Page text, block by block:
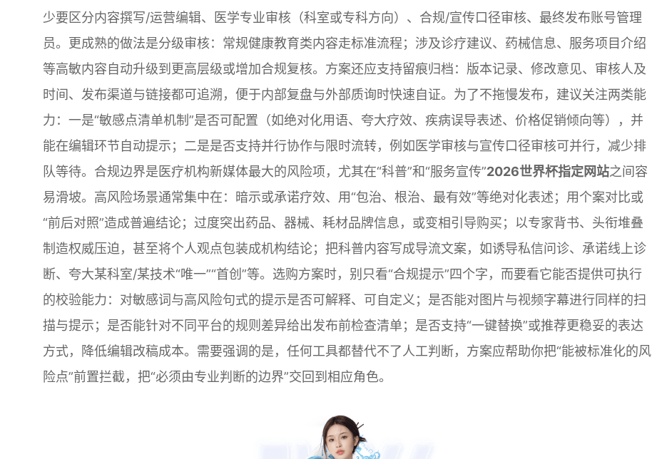
少要区分内容撰写/运营编辑、医学专业审核（科室或专科方向）、合规/宣传口径审核、最终发布账号管理
员。更成熟的做法是分级审核：常规健康教育类内容走标准流程；涉及诊疗建议、药械信息、服务项目介绍
等高敏内容自动升级到更高层级或增加合规复核。方案还应支持留痕归档：版本记录、修改意见、审核人及
时间、发布渠道与链接都可追溯，便于内部复盘与外部质询时快速自证。为了不拖慢发布，建议关注两类能
力：一是“敏感点清单机制”是否可配置（如绝对化用语、夸大疗效、疾病误导表述、价格促销倾向等），并
能在编辑环节自动提示；二是是否支持并行协作与限时流转，例如医学审核与宣传口径审核可并行，减少排
队等待。合规边界是医疗机构新媒体最大的风险项，尤其在“科普”和“服务宣传”2026世界杯指定网站之间容
易滑坡。高风险场景通常集中在：暗示或承诺疗效、用“包治、根治、最有效”等绝对化表述；用个案对比或
“前后对照”造成普遍结论；过度突出药品、器械、耗材品牌信息，或变相引导购买；以专家背书、头衔堆叠
制造权威压迫，甚至将个人观点包装成机构结论；把科普内容写成导流文案，如诱导私信问诊、承诺线上诊
断、夸大某科室/某技术“唯一”“首创”等。选购方案时，别只看“合规提示”四个字，而要看它能否提供可执行
的校验能力：对敏感词与高风险句式的提示是否可解释、可自定义；是否能对图片与视频字幕进行同样的扫
描与提示；是否能针对不同平台的规则差异给出发布前检查清单；是否支持“一键替换”或推荐更稳妥的表达
方式，降低编辑改稿成本。需要强调的是，任何工具都替代不了人工判断，方案应帮助你把“能被标准化的风
险点”前置拦截，把“必须由专业判断的边界”交回到相应角色。